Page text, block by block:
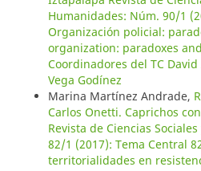
Humanidades: Núm. 90/1
Organización policial:
organization: paradoxes
Coordinadores del TC
Vega Godínez
Marina Martínez Andrade,
Carlos Onetti. Caprichos
Revista de Ciencias
82/1 (2017): Tema Central
territorialidades en